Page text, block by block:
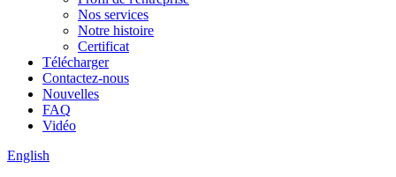
Nos services
Notre histoire
Certificat
Télécharger
Contactez-nous
Nouvelles
FAQ
Vidéo
English